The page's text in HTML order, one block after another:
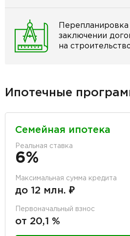
Перепланировка
заключении
на
Ипотечные
Семейная ипотека
Реальная ставка
6%
Максимальная сумма кредита
до 12 млн. ₽
Первоначальный взнос
от 20,1 %